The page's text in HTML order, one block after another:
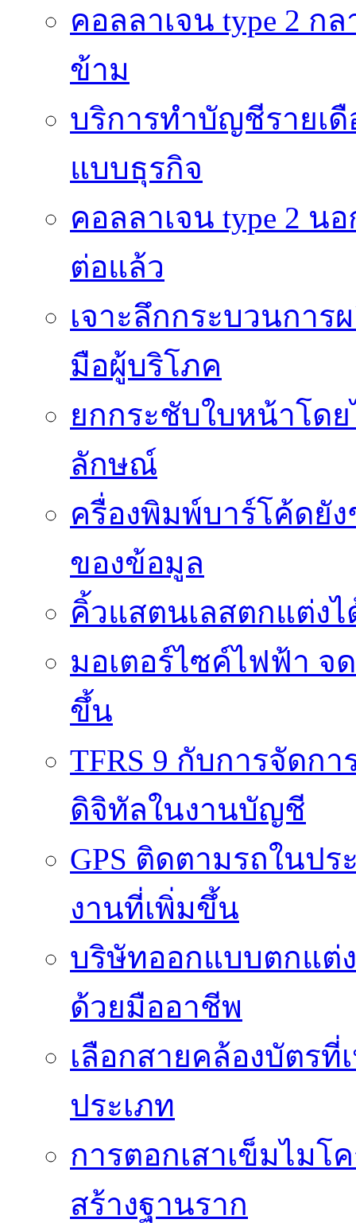
คอลลาเจน type 2 ก
ข้าม
บริการทำบัญชีรายเ
แบบธุรกิจ
คอลลาเจน type 2
ต่อแล้ว
เจาะลึกกระบวนการ
มือผู้บริโภค
ยกกระชับใบหน้าโด
ลักษณ์
ครื่องพิมพ์บาร์โค้ดยั
ของข้อมูล
คิ้วแสตนเลสตกแต่ง
มอเตอร์ไซค์ไฟฟ้า จ
ขึ้น
TFRS 9 กับการจัดก
ดิจิทัลในงานบัญชี
GPS ติดตามรถในป
งานที่เพิ่มขึ้น
บริษัทออกแบบตกแต่
ด้วยมืออาชีพ
เลือกสายคล้องบัตร
ประเภท
การตอกเสาเข็มไมโ
สร้างฐานราก